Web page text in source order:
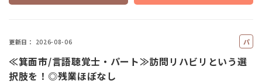
更新日 2026-08-06
パ
ト
≪箕面市/言語聴覚士・パート≫訪問リハビリという選
択肢を！◎残業ほぼなし